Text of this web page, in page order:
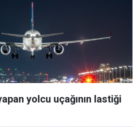
yolcu uçağının lastiği